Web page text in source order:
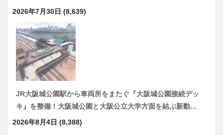
2026年7月30日 (8,639)
JR大阪城公園駅から車両所をまたぐ『大阪城公園接続デッ
キ』を整備！大阪城公園と大阪公立大学方面を結ぶ新動…
2026年8月4日 (8,388)